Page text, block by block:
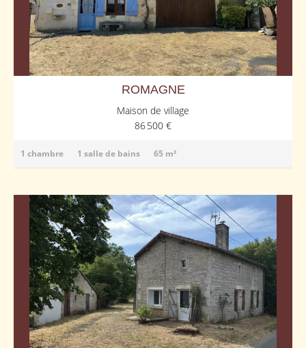
ROMAGNE
Maison de village
86 500 €
1 chambre 1 salle de bains 65 m²